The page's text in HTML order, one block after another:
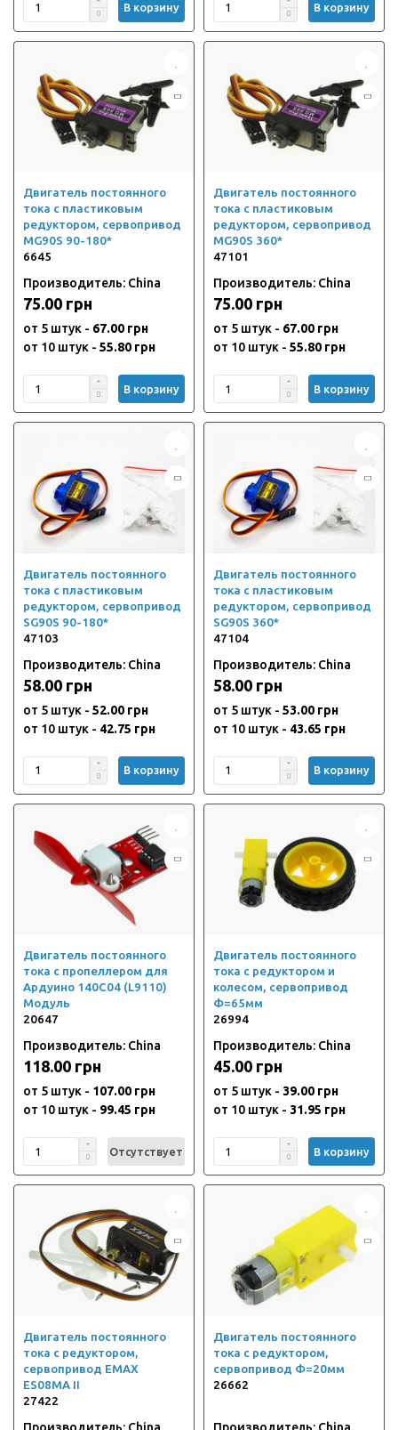
В корзину В корзину
Двигатель постоянного
тока с пластиковым
редуктором, сервопривод
MG90S 90-180*
6645
Производитель: China
75.00 грн
от 5 штук - 67.00 грн
от 10 штук - 55.80 грн
В корзину
Двигатель постоянного
тока с пластиковым
редуктором, сервопривод
MG90S 360*
47101
Производитель: China
75.00 грн
от 5 штук - 67.00 грн
от 10 штук - 55.80 грн
В корзину
Двигатель постоянного
тока с пластиковым
редуктором, сервопривод
SG90S 90-180*
47103
Производитель: China
58.00 грн
от 5 штук - 52.00 грн
от 10 штук - 42.75 грн
В корзину
Двигатель постоянного
тока с пластиковым
редуктором, сервопривод
SG90S 360*
47104
Производитель: China
58.00 грн
от 5 штук - 53.00 грн
от 10 штук - 43.65 грн
В корзину
Двигатель постоянного
тока с пропеллером для
Ардуино 140C04 (L9110)
Модуль
20647
Производитель: China
118.00 грн
от 5 штук - 107.00 грн
от 10 штук - 99.45 грн
Отсутствует
Двигатель постоянного
тока с редуктором и
колесом, сервопривод
Ф=65мм
26994
Производитель: China
45.00 грн
от 5 штук - 39.00 грн
от 10 штук - 31.95 грн
В корзину
Двигатель постоянного
тока с редуктором,
сервопривод EMAX
ES08MA II
27422
Двигатель постоянного
тока с редуктором,
сервопривод Ф=20мм
26662